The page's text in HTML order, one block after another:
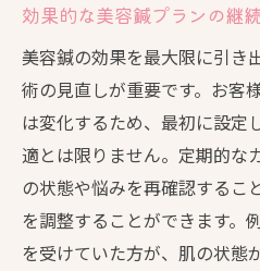
効果的な美容鍼プランの継
美容鍼の効果を最大限に引き
術の見直しが重要です。お客
は変化するため、最初に設定
適とは限りません。定期的な
の状態や悩みを再確認するこ
を調整することができます。
を受けていた方が、肌の状態